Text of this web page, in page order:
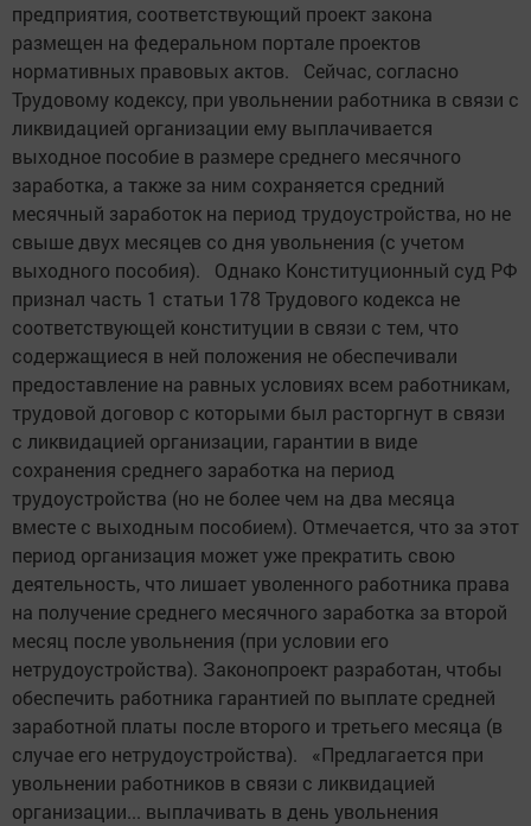
предприятия, соответствующий проект закона
размещен на федеральном портале проектов
нормативных правовых актов. Сейчас, согласно
Трудовому кодексу, при увольнении работника в связи с
ликвидацией организации ему выплачивается
выходное пособие в размере среднего месячного
заработка, а также за ним сохраняется средний
месячный заработок на период трудоустройства, но не
свыше двух месяцев со дня увольнения (с учетом
выходного пособия). Однако Конституционный суд РФ
признал часть 1 статьи 178 Трудового кодекса не
соответствующей конституции в связи с тем, что
содержащиеся в ней положения не обеспечивали
предоставление на равных условиях всем работникам,
трудовой договор с которыми был расторгнут в связи
с ликвидацией организации, гарантии в виде
сохранения среднего заработка на период
трудоустройства (но не более чем на два месяца
вместе с выходным пособием). Отмечается, что за этот
период организация может уже прекратить свою
деятельность, что лишает уволенного работника права
на получение среднего месячного заработка за второй
месяц после увольнения (при условии его
нетрудоустройства). Законопроект разработан, чтобы
обеспечить работника гарантией по выплате средней
заработной платы после второго и третьего месяца (в
случае его нетрудоустройства). «Предлагается при
увольнении работников в связи с ликвидацией
организации... выплачивать в день увольнения